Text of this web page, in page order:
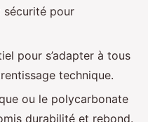
de lecture
sécurité pour
pour s’adapter à tous
technique.
ou le polycarbonate
durabilité et rebond.